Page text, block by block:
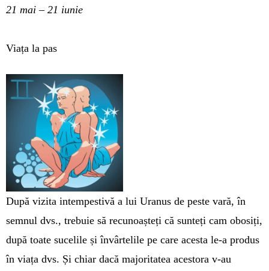
21 mai – 21 iunie
Viața la pas
După vizita intempestivă a lui Ura­nus de peste vară, în
sem­nul dvs., trebuie să recunoașteți că sunteți cam obosiți,
du­pă toate sucelile și în­vârtelile pe care acesta le-a produs
în viața dvs. Și chiar dacă majoritatea acestora v-au